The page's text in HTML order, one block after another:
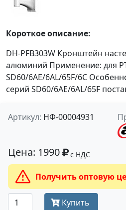
Короткое описание:
DH-PFB303W Кронштейн
алюминий Применение: для
SD60/6AE/6AL/65F/6C
серий SD60/6AE/6AL/65F
Артикул: НФ-00004931
Цена: 1990 с НДС
Получить оптовую цену
Купить